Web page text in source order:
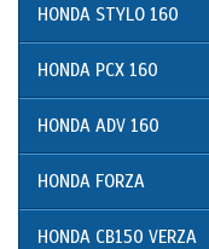
HONDA STYLO 160
HONDA PCX 160
HONDA ADV 160
HONDA FORZA
HONDA CB150 VERZA